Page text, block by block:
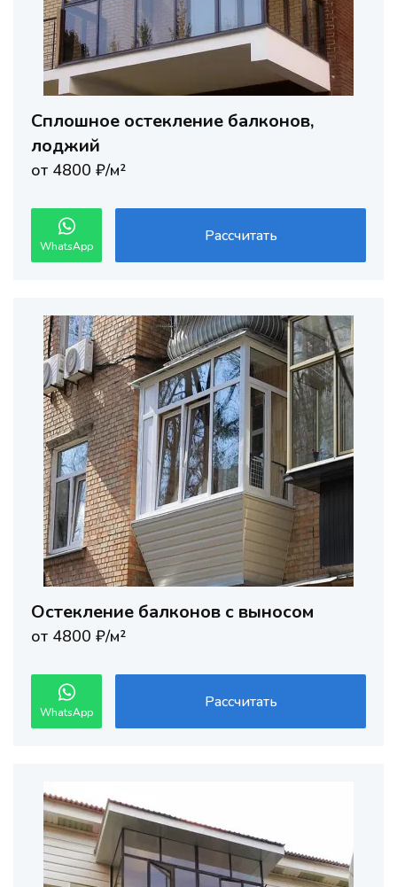
Сплошное остекление балконов,
лоджий
от 4800 ₽/м²
WhatsApp
Рассчитать
Остекление балконов с выносом
от 4800 ₽/м²
WhatsApp
Рассчитать